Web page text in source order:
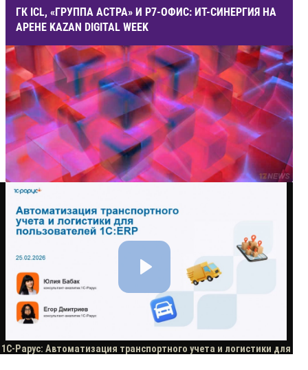
ГК ICL, «ГРУППА АСТРА» И Р7-ОФИС: ИТ-СИНЕРГИЯ НА
АРЕНЕ KAZAN DIGITAL WEEK